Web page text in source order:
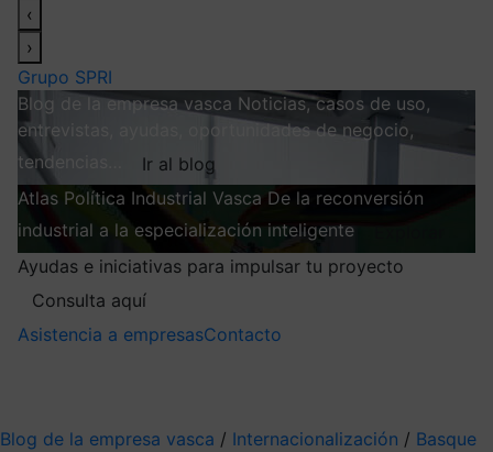
‹
›
Grupo SPRI
Blog de la empresa vasca Noticias, casos de uso,
entrevistas, ayudas, oportunidades de negocio,
tendencias…
Ir al blog
Atlas Política Industrial Vasca De la reconversión
industrial a la especialización inteligente
Ayudas e iniciativas para impulsar tu proyecto
Consulta aquí
Asistencia a empresasContacto
Blog de la empresa vasca / Internacionalización / Basque